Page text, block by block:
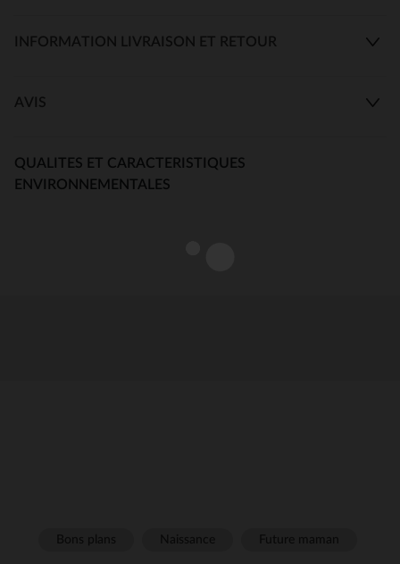
INFORMATION LIVRAISON ET RETOUR
AVIS
QUALITES ET CARACTERISTIQUES
ENVIRONNEMENTALES